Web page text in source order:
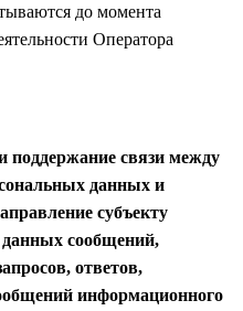
до момента
Оператора
поддержание связи между
данных и
субъекту
сообщений,
ответов,
информационного